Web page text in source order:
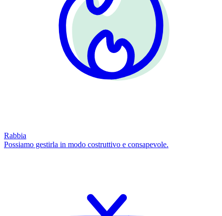
Rabbia
Possiamo gestirla in modo costruttivo e consapevole.